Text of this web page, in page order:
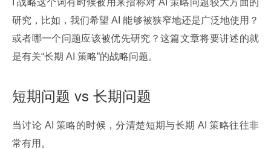
I 战略这个词有时候被用来指称对 AI 策略问题较大方面的
研究，比如，我们希望 AI 能够被狭窄地还是广泛地使用？
或者哪一个问题应该被优先研究？这篇文章将要讲述的就
是有关“长期 AI 策略”的战略问题。
短期问题 vs 长期问题
当讨论 AI 策略的时候，分清楚短期与长期 AI 策略往往非
常有用。